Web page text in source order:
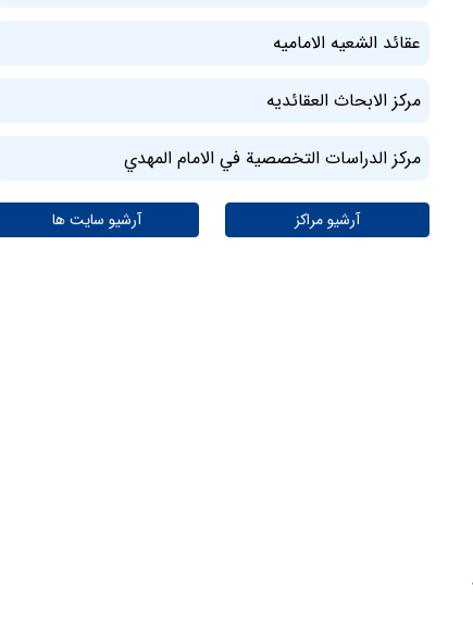
عقائد الشعیه الامامیه
مرکز الابحاث العقائدیه
مركز الدراسات التخصصية في الامام المهدي
آرشیو مراکز آرشیو سایت ها